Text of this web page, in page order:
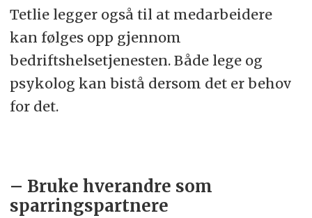
Tetlie legger også til at medarbeidere
kan følges opp gjennom
bedriftshelsetjenesten. Både lege og
psykolog kan bistå dersom det er behov
for det.
– Bruke hverandre som
sparringspartnere